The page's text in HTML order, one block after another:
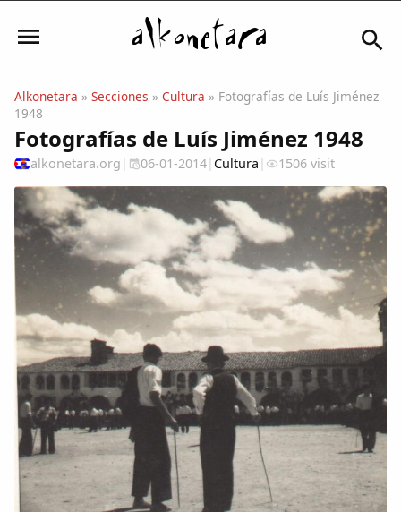
Mi Cuenta
El Tiempo
Actualidad
Comunidad
Colaboradores
AlkoTV
Alkonetara » Secciones » Cultura » Fotografías de Luís Jiménez
1948
Fotografías de Luís Jiménez 1948
alkonetara.org | 06-01-2014| Cultura | 1506 visit